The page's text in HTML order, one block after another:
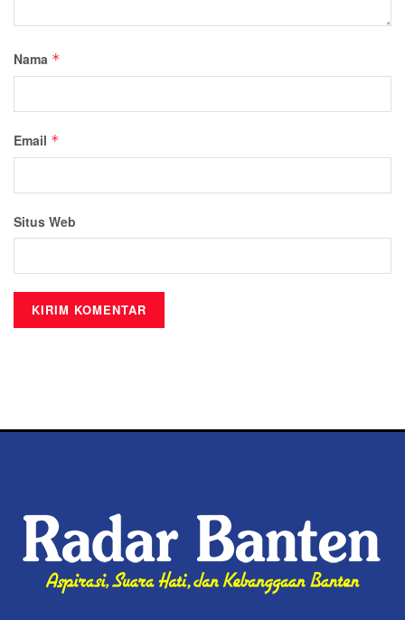
Nama *
Email *
Situs Web